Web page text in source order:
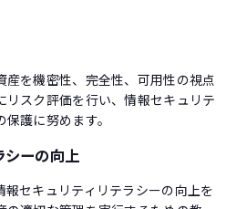
を機密性、完全性、可用性の視点
スク評価を行い、情報セキュリテ
護に努めます。
ーの向上
セキュリティリテラシーの向上を